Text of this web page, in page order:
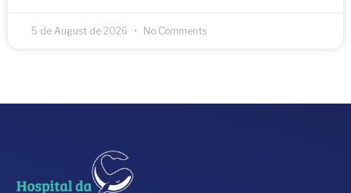
5 de August de 2026 No Comments